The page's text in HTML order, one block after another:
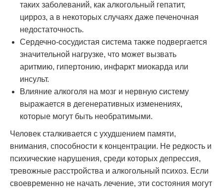
таких заболеваний, как алкогольный гепатит,
цирроз, а в некоторых случаях даже печеночная
недостаточность.
Сердечно-сосудистая система также подвергается
значительной нагрузке, что может вызвать
аритмию, гипертонию, инфаркт миокарда или
инсульт.
Влияние алкоголя на мозг и нервную систему
выражается в дегенеративных изменениях,
которые могут быть необратимыми.
Человек сталкивается с ухудшением памяти,
внимания, способности к концентрации. Не редкость и
психические нарушения, среди которых депрессия,
тревожные расстройства и алкогольный психоз. Если
своевременно не начать лечение, эти состояния могут